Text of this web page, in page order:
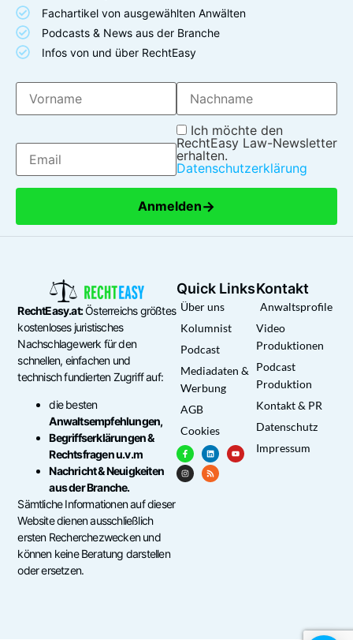
Fachartikel von ausgewählten Anwälten
Podcasts & News aus der Branche
Infos von und über RechtEasy
Ich möchte den
RechtEasy Law-Newsletter
erhalten.
Datenschutzerklärung
Anmelden→
RechtEasy.at:Österreichs größtes
kostenloses juristisches
Nachschlagewerk für den
schnellen, einfachen und
technisch fundierten Zugriff auf:
die besten
Anwaltsempfehlungen,
Begriffserklärungen &
Rechtsfragen u.v.m
Nachricht & Neuigkeiten
aus der Branche.
Sämtliche Informationen auf dieser
Website dienen ausschließlich
ersten Recherchezwecken und
können keine Beratung darstellen
oder ersetzen.
Quick Links
Über uns
Kolumnist
Podcast
Mediadaten &
Werbung
AGB
Cookies
Kontakt
Anwaltsprofile
Video
Produktionen
Podcast
Produktion
Kontakt & PR
Datenschutz
Impressum